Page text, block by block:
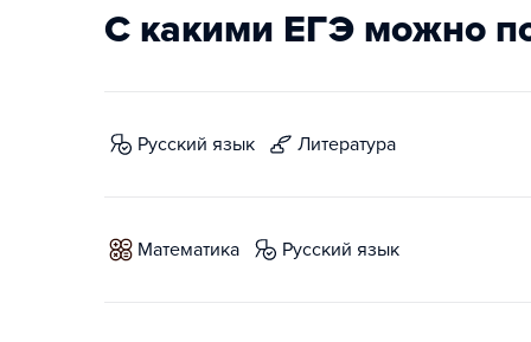
С какими ЕГЭ можно
русский язык литература
математика русский язык